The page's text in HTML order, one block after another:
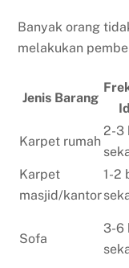
Banyak orang
melakukan
Jenis Barang
Karpet rumah
2-3
Karpet
masjid/kantor
1-2
Sofa
3-6